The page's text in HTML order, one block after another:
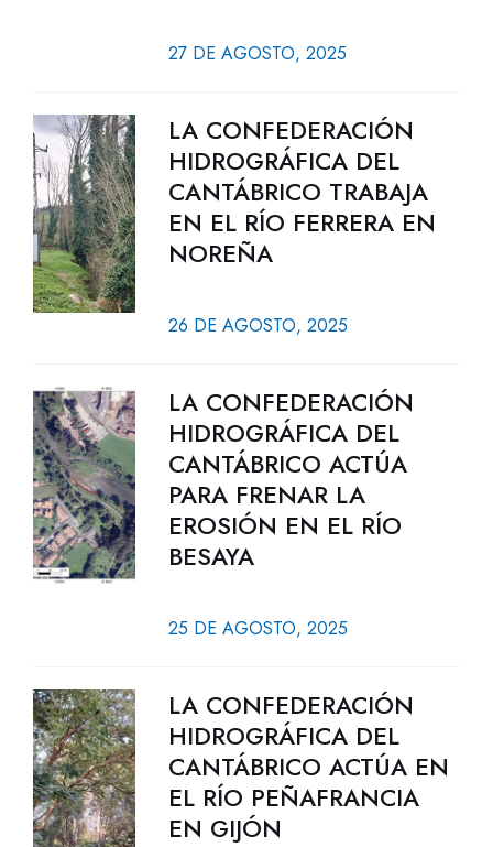
27 DE AGOSTO, 2025
LA CONFEDERACIÓN
HIDROGRÁFICA DEL
CANTÁBRICO TRABAJA
EN EL RÍO FERRERA EN
NOREÑA
26 DE AGOSTO, 2025
LA CONFEDERACIÓN
HIDROGRÁFICA DEL
CANTÁBRICO ACTÚA
PARA FRENAR LA
EROSIÓN EN EL RÍO
BESAYA
25 DE AGOSTO, 2025
LA CONFEDERACIÓN
HIDROGRÁFICA DEL
CANTÁBRICO ACTÚA EN
EL RÍO PEÑAFRANCIA
EN GIJÓN